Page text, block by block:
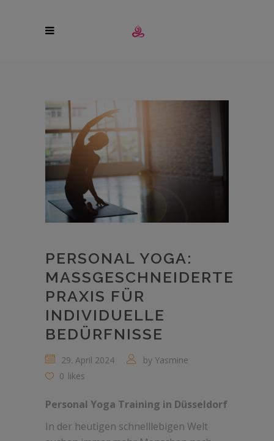
PERSONAL YOGA:
MASSGESCHNEIDERTE P
RAXIS FÜR I
NDIVIDUELLE B
EDÜRFNISSE
29. April 2024 by Yasmine
0 likes
Personal Yoga Training in Düsseldorf
In der heutigen schnelllebigen Welt